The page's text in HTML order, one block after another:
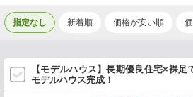
指定なし 新着順 価格が安い順
【モデルハウス】長期優良住宅×裸足
モデルハウス完成！